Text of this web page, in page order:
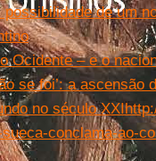
de um
Ocidente – e o
se foi’: a ascensão
no século XXI
conclama-ao-